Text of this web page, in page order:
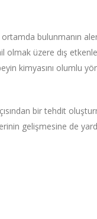
bulunmanın
üzere dış
kimyasını olumlu
bir tehdit
gelişmesine de